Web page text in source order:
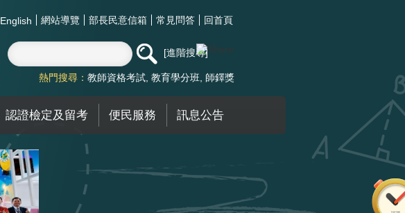
English 網站導覽 部長民意信箱 常見問答 回首頁
進階搜尋
熱門搜尋： 教師資格考試 教育學分班 師鐸獎
認證檢定及留考 便民服務 訊息公告